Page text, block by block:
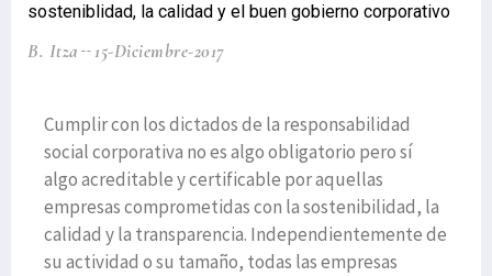
sosteniblidad, la calidad y el buen gobierno corporativo
B. Itza 15-Diciembre-2017
Cumplir con los dictados de la responsabilidad
social corporativa no es algo obligatorio pero sí
algo acreditable y certificable por aquellas
empresas comprometidas con la sostenibilidad, la
calidad y la transparencia. Independientemente de
su actividad o su tamaño, todas las empresas